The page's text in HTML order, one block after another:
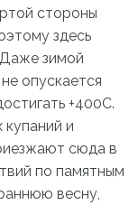
стороны
здесь
Даже зимой
опускается
+400С.
и
сюда в
по памятным
весну,